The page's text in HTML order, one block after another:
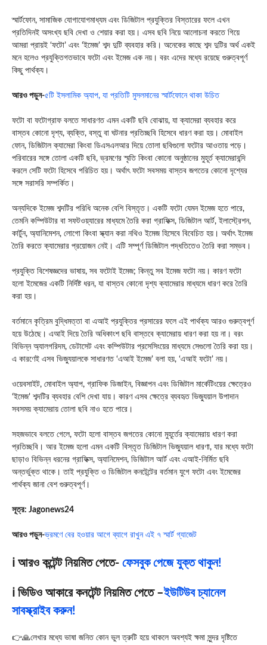
স্মার্টফোন, সামাজিক যোগাযোগমাধ্যম এবং ডিজিটাল প্রযুক্তির বিস্তারের ফলে এখন
প্রতিদিনই অসংখ্য ছবি দেখা ও শেয়ার করা হয়। এসব ছবি নিয়ে আলোচনা করতে গিয়ে
আমরা প্রায়ই ‘ফটো’ এবং ‘ইমেজ’ শব্দ দুটি ব্যবহার করি। অনেকের কাছে শব্দ দুটির অর্থ একই
মনে হলেও প্রযুক্তিগতভাবে ফটো এবং ইমেজ এক নয়। বরং এদের মধ্যে রয়েছে গুরুত্বপূর্ণ
কিছু পার্থক্য।
আরও পড়ুন-৫টি ইসলামিক অ্যাপ, যা প্রতিটি মুসলমানের স্মার্টফোনে থাকা উচিত
ফটো বা ফটোগ্রাফ বলতে সাধারণত এমন একটি ছবি বোঝায়, যা ক্যামেরা ব্যবহার করে
বাস্তব কোনো দৃশ্য, ব্যক্তি, বস্তু বা ঘটনার প্রতিচ্ছবি হিসেবে ধারণ করা হয়। মোবাইল
ফোন, ডিজিটাল ক্যামেরা কিংবা ডিএসএলআর দিয়ে তোলা ছবিগুলো ফটোর আওতায় পড়ে।
পরিবারের সঙ্গে তোলা একটি ছবি, ভ্রমণের স্মৃতি কিংবা কোনো অনুষ্ঠানের মুহূর্ত ক্যামেরাবন্দি
করলে সেটি ফটো হিসেবে পরিচিত হয়। অর্থাৎ ফটো সবসময় বাস্তব জগতের কোনো দৃশ্যের
সঙ্গে সরাসরি সম্পর্কিত।
অন্যদিকে ইমেজ শব্দটির পরিধি অনেক বেশি বিস্তৃত। একটি ফটো যেমন ইমেজ হতে পারে,
তেমনি কম্পিউটার বা সফটওয়্যারের মাধ্যমে তৈরি করা গ্রাফিক্স, ডিজিটাল আর্ট, ইলাস্ট্রেশন,
কার্টুন, অ্যানিমেশন, লোগো কিংবা স্ক্যান করা নথিও ইমেজ হিসেবে বিবেচিত হয়। অর্থাৎ ইমেজ
তৈরি করতে ক্যামেরার প্রয়োজন নেই। এটি সম্পূর্ণ ডিজিটাল পদ্ধতিতেও তৈরি করা সম্ভব।
প্রযুক্তি বিশেষজ্ঞদের ভাষায়, সব ফটোই ইমেজ; কিন্তু সব ইমেজ ফটো নয়। কারণ ফটো
হলো ইমেজের একটি নির্দিষ্ট ধরন, যা বাস্তব কোনো দৃশ্য ক্যামেরার মাধ্যমে ধারণ করে তৈরি
করা হয়।
বর্তমানে কৃত্রিম বুদ্ধিমত্তা বা এআই প্রযুক্তির প্রসারের ফলে এই পার্থক্য আরও গুরুত্বপূর্ণ
হয়ে উঠেছে। এআই দিয়ে তৈরি অধিকাংশ ছবি বাস্তবে ক্যামেরায় ধারণ করা হয় না। বরং
বিভিন্ন অ্যালগরিদম, ডেটাসেট এবং কম্পিউটার প্রসেসিংয়ের মাধ্যমে সেগুলো তৈরি করা হয়।
এ কারণেই এসব ভিজ্যুয়ালকে সাধারণত ‘এআই ইমেজ’ বলা হয়, ‘এআই ফটো’ নয়।
ওয়েবসাইট, মোবাইল অ্যাপ, গ্রাফিক ডিজাইন, বিজ্ঞাপন এবং ডিজিটাল মার্কেটিংয়ের ক্ষেত্রেও
‘ইমেজ’ শব্দটির ব্যবহার বেশি দেখা যায়। কারণ এসব ক্ষেত্রে ব্যবহৃত ভিজ্যুয়াল উপাদান
সবসময় ক্যামেরায় তোলা ছবি নাও হতে পারে।
সহজভাবে বলতে গেলে, ফটো হলো বাস্তব জগতের কোনো মুহূর্তের ক্যামেরায় ধারণ করা
প্রতিচ্ছবি। আর ইমেজ হলো এমন একটি বিস্তৃত ডিজিটাল ভিজ্যুয়াল ধারণা, যার মধ্যে ফটো
ছাড়াও বিভিন্ন ধরনের গ্রাফিক্স, অ্যানিমেশন, ডিজিটাল আর্ট এবং এআই-নির্মিত ছবি
অন্তর্ভুক্ত থাকে। তাই প্রযুক্তি ও ডিজিটাল কনটেন্টের বর্তমান যুগে ফটো এবং ইমেজের
পার্থক্য জানা বেশ গুরুত্বপূর্ণ।
সূত্র: Jagonews24
আরও পড়ুন-ভ্রমণে বের হওয়ার আগে ব্যাগে রাখুন এই ৭ স্মার্ট গ্যাজেট
ℹ️ আরও কন্টেন্ট নিয়মিত পেতে- ফেসবুক পেজে যুক্ত থাকুন!
ℹ️ ভিডিও আকারে কনটেন্ট নিয়মিত পেতে –ইউটিউব চ্যানেল
সাবস্ক্রাইব করুন!
👉🙏লেখার মধ্যে ভাষা জনিত কোন ভুল ত্রুটি হয়ে থাকলে অবশ্যই ক্ষমা সুন্দর দৃষ্টিতে